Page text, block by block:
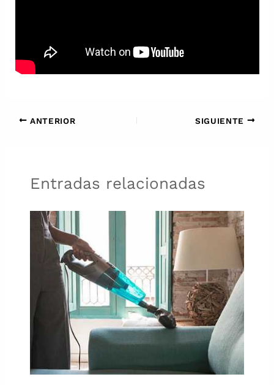
ANTERIOR SIGUIENTE
Entradas relacionadas